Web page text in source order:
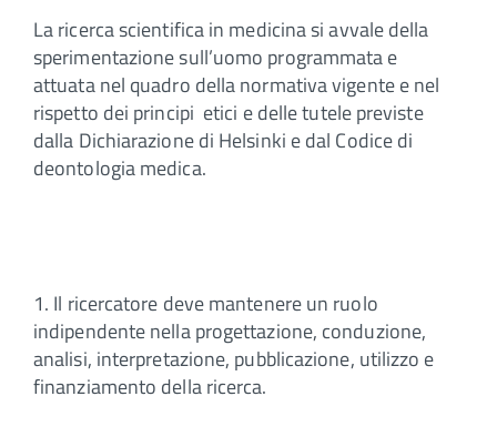
La ricerca scientifica in medicina si avvale della
sperimentazione sull’uomo programmata e
attuata nel quadro della normativa vigente e nel
rispetto dei principi etici e delle tutele previste
dalla Dichiarazione di Helsinki e dal Codice di
deontologia medica.
1. Il ricercatore deve mantenere un ruolo
indipendente nella progettazione, conduzione,
analisi, interpretazione, pubblicazione, utilizzo e
finanziamento della ricerca.